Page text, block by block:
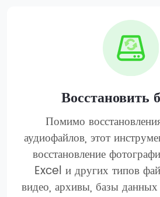
Восстановить
Помимо
аудиофайлов, этот
восстановление
Excel и других типов
видео, архивы, базы